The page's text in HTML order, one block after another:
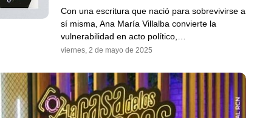
Con una escritura que nació para sobrevivirse a
sí misma, Ana María Villalba convierte la
vulnerabilidad en acto político,…
viernes, 2 de mayo de 2025